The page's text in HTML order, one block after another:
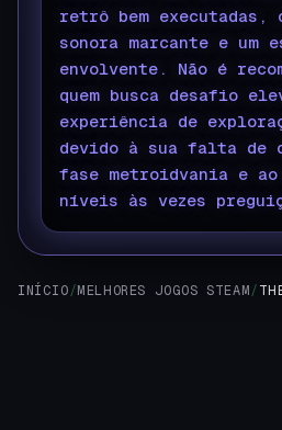
retrô bem executadas,
sonora marcante e
envolvente. Não é
quem busca desafio
experiência de
devido à sua falta de
fase metroidvania e
níveis às vezes
INÍCIO / MELHORES JOGOS STEAM /